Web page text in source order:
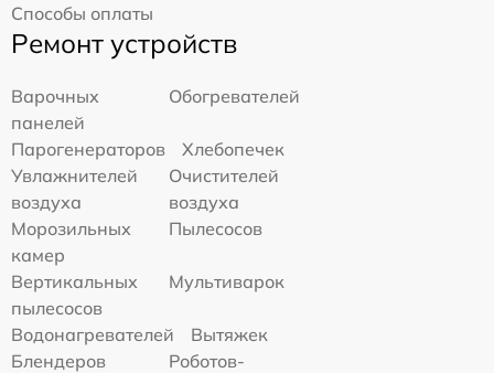
Способы оплаты
Ремонт устройств
Варочных
панелей
Обогревателей
Парогенераторов
Хлебопечек
Увлажнителей
воздуха
Очистителей
воздуха
Морозильных
камер
Пылесосов
Вертикальных
пылесосов
Мультиварок
Водонагревателей
Вытяжек
Блендеров
Роботов-